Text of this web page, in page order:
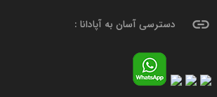
link دسترسی آسان به آپادانا :